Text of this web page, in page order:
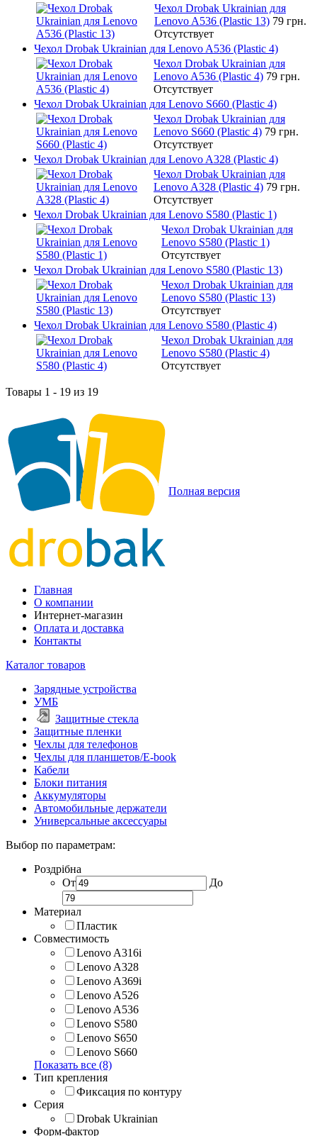
Чехол Drobak Ukrainian для
Lenovo A536 (Plastic 13) 79 грн.
Отсутствует
Чехол Drobak Ukrainian для Lenovo A536 (Plastic 4)
Чехол Drobak Ukrainian для
Lenovo A536 (Plastic 4) 79 грн.
Отсутствует
Чехол Drobak Ukrainian для Lenovo S660 (Plastic 4)
Чехол Drobak Ukrainian для
Lenovo S660 (Plastic 4) 79 грн.
Отсутствует
Чехол Drobak Ukrainian для Lenovo A328 (Plastic 4)
Чехол Drobak Ukrainian для
Lenovo A328 (Plastic 4) 79 грн.
Отсутствует
Чехол Drobak Ukrainian для Lenovo S580 (Plastic 1)
Чехол Drobak Ukrainian для
Lenovo S580 (Plastic 1)
Отсутствует
Чехол Drobak Ukrainian для Lenovo S580 (Plastic 13)
Чехол Drobak Ukrainian для
Lenovo S580 (Plastic 13)
Отсутствует
Чехол Drobak Ukrainian для Lenovo S580 (Plastic 4)
Чехол Drobak Ukrainian для
Lenovo S580 (Plastic 4)
Отсутствует
Товары 1 - 19 из 19
Полная версия
Главная
О компании
Интернет-магазин
Оплата и доставка
Контакты
Каталог товаров
Зарядные устройства
УМБ
Защитные стекла
Защитные пленки
Чехлы для телефонов
Чехлы для планшетов/E-book
Кабели
Блоки питания
Аккумуляторы
Автомобильные держатели
Универсальные аксессуары
Выбор по параметрам:
Роздрібна
От
До
Материал
Пластик
Совместимость
Lenovo A316i
Lenovo A328
Lenovo A369i
Lenovo A526
Lenovo A536
Lenovo S580
Lenovo S650
Lenovo S660
Показать все (8)
Тип крепления
Фиксация по контуру
Серия
Drobak Ukrainian
Форм-фактор